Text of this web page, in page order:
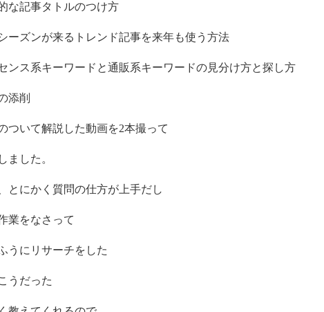
な記事タトルのつけ方
ーズンが来るトレンド記事を来年も使う方法
ンス系キーワードと通販系キーワードの見分け方と探し方
添削
ついて解説した動画を2本撮って
ました。
とにかく質問の仕方が上手だし
業をなさって
うにリサーチをした
うだった